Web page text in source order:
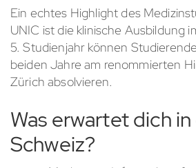
Ein echtes Highlight des
UNIC ist die klinische Ausbildung
5. Studienjahr können
beiden Jahre am renommierten
Zürich absolvieren.
Was erwartet dich
Schweiz?